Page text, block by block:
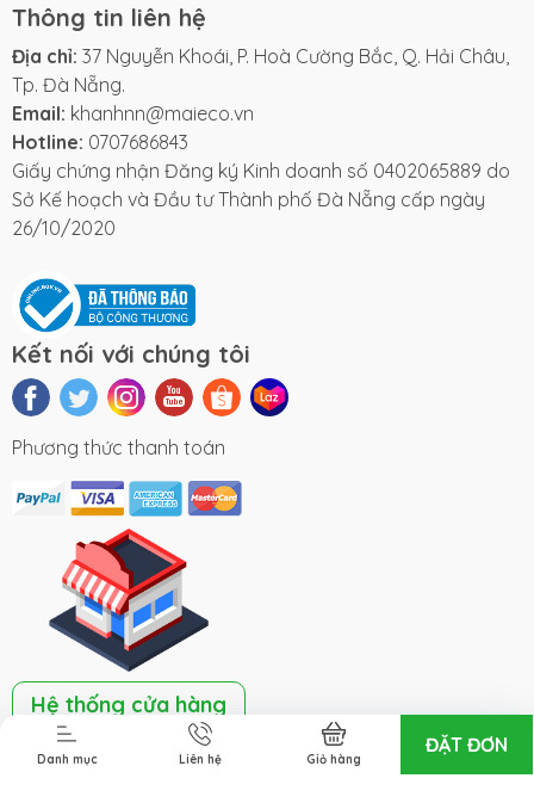
Danh mục Liên hệ Giỏ hàng
ĐẶT ĐƠN
Thông tin liên hệ
Địa chỉ: 37 Nguyễn Khoái, P. Hoà Cường Bắc, Q. Hải Châu,
Tp. Đà Nẵng.
Email: khanhnn@maieco.vn
Hotline: 0707686843
Giấy chứng nhận Đăng ký Kinh doanh số 0402065889 do
Sở Kế hoạch và Đầu tư Thành phố Đà Nẵng cấp ngày
26/10/2020
Kết nối với chúng tôi
Phương thức thanh toán
Hệ thống cửa hàng